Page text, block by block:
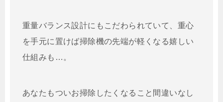
重量バランス設計にもこだわられていて、重心
を手元に置けば掃除機の先端が軽くなる嬉しい
仕組みも…。
あなたもついお掃除したくなること間違いなし